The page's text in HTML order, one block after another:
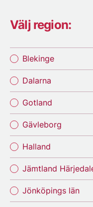
Välj region:
Blekinge
Dalarna
Gotland
Gävleborg
Halland
Jämtland
Jönköpings län